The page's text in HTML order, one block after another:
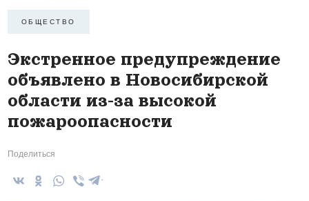
ОБЩЕСТВО
Экстренное предупреждение
объявлено в Новосибирской
области из-за высокой
пожароопасности
Поделиться